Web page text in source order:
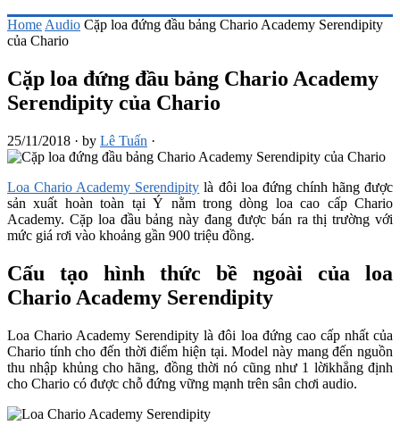
Home Audio Cặp loa đứng đầu bảng Chario Academy Serendipity
của Chario
Cặp loa đứng đầu bảng Chario Academy
Serendipity của Chario
25/11/2018 · by Lê Tuấn ·
Loa Chario Academy Serendipity là đôi loa đứng chính hãng được
sản xuất hoàn toàn tại Ý nằm trong dòng loa cao cấp Chario
Academy. Cặp loa đầu bảng này đang được bán ra thị trường với
mức giá rơi vào khoảng gần 900 triệu đồng.
Cấu tạo hình thức bề ngoài của loa
Chario Academy Serendipity
Loa Chario Academy Serendipity là đôi loa đứng cao cấp nhất của
Chario tính cho đến thời điểm hiện tại. Model này mang đến nguồn
thu nhập khủng cho hãng, đồng thời nó cũng như 1 lờikhẳng định
cho Chario có được chỗ đứng vững mạnh trên sân chơi audio.